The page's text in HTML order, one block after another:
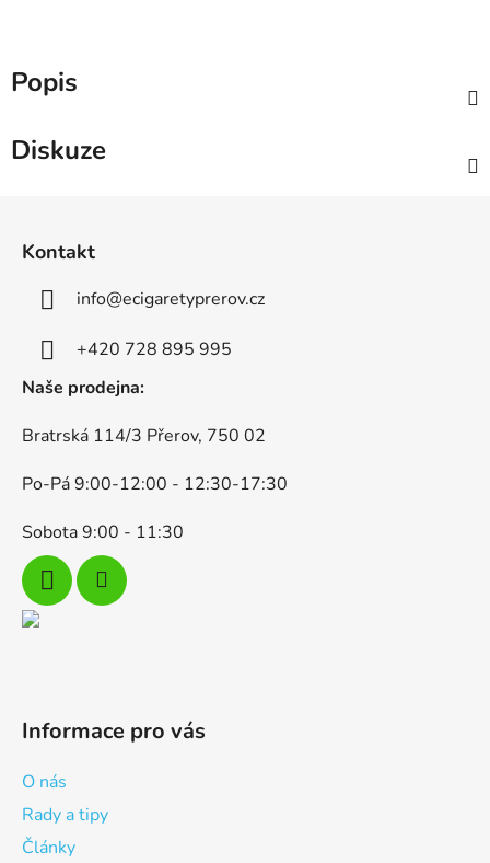
Popis
Diskuze
Kontakt
info@ecigaretyprerov.cz
+420 728 895 995
Naše prodejna:
Bratrská 114/3 Přerov, 750 02
Po-Pá 9:00-12:00 - 12:30-17:30
Sobota 9:00 - 11:30
Informace pro vás
O nás
Rady a tipy
Články